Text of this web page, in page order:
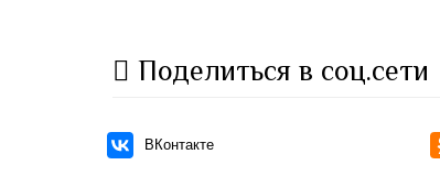
Поделиться в соц.сети
ВКонтакте